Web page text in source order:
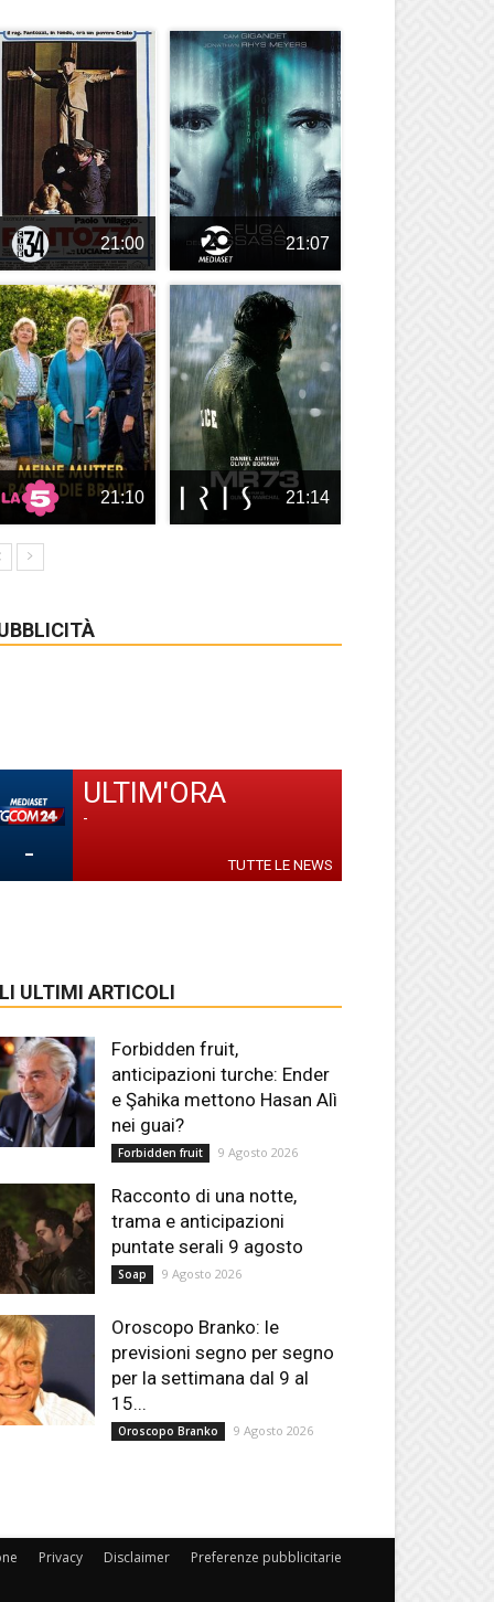
21:00 21:07
21:10 21:14
-
ULTIM'ORA
-
TUTTE LE NEWS
ULTIMI ARTICOLI
Forbidden fruit,
anticipazioni turche: Ender
e Şahika mettono Hasan Alì
nei guai?
Forbidden fruit 9 Agosto 2026
Racconto di una notte,
trama e anticipazioni
puntate serali 9 agosto
Soap 9 Agosto 2026
Oroscopo Branko: le
previsioni segno per segno
per la settimana dal 9 al
15...
Oroscopo Branko 9 Agosto 2026
Privacy Disclaimer Preferenze pubblicitarie